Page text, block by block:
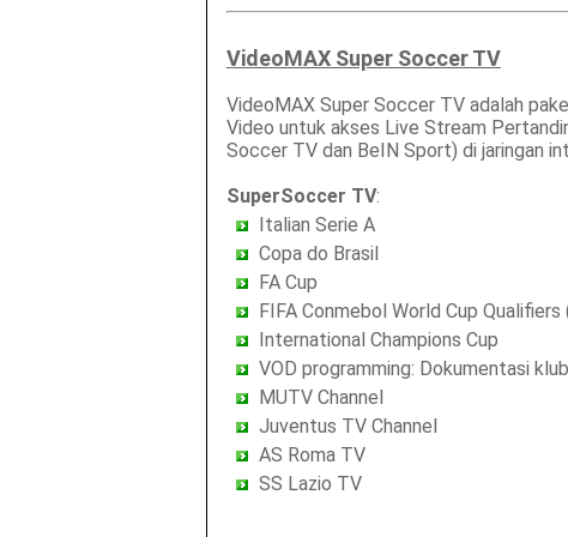
VideoMAX Super Soccer TV
VideoMAX Super Soccer TV adalah
Video untuk akses Live Stream
Soccer TV dan BeIN Sport) di jaringan
SuperSoccer TV:
Italian Serie A
Copa do Brasil
FA Cup
FIFA Conmebol World Cup
International Champions Cup
VOD programming: Dokumentasi
MUTV Channel
Juventus TV Channel
AS Roma TV
SS Lazio TV